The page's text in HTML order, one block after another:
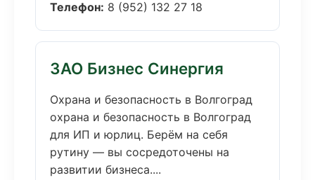
Телефон: 8 (952) 132 27 18
ЗАО Бизнес Синергия
Охрана и безопасность в Волгоград
охрана и безопасность в Волгоград
для ИП и юрлиц. Берём на себя
рутину — вы сосредоточены на
развитии бизнеса....